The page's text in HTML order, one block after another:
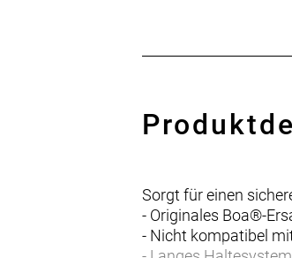
Sorgt für einen
- Originales Boa®-
- Nicht kompatibel